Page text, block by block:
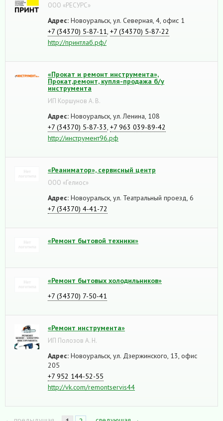
ООО «РЕСУРС»
Адрес: Новоуральск, ул. Северная, 4, офис 1
+7 (34370) 5-87-11 +7 (34370) 5-87-22
http://принтлаб.рф/
«Прокат и ремонт инструмента»,
Прокат,ремонт, купля-продажа б/у
инструмента
ИП Коршунов А. В.
Адрес: Новоуральск, ул. Ленина, 108
+7 (34370) 5-87-33 +7 963 039-89-42
http://инструмент96.рф
«Реаниматор», сервисный центр
ООО «Гелиос»
Адрес: Новоуральск, ул. Театральный проезд, 6
+7 (34370) 4-41-72
«Ремонт бытовой техники»
«Ремонт бытовых холодильников»
+7 (34370) 7-50-41
«Ремонт инструмента»
ИП Полозов А. Н.
Адрес: Новоуральск, ул. Дзержинского, 13, офис
205
+7 952 144-52-55
http://vk.com/remontservis44